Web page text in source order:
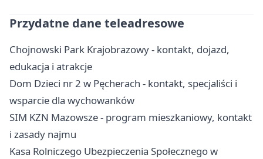
Przydatne dane teleadresowe
Chojnowski Park Krajobrazowy - kontakt, dojazd,
edukacja i atrakcje
Dom Dzieci nr 2 w Pęcherach - kontakt, specjaliści i
wsparcie dla wychowanków
SIM KZN Mazowsze - program mieszkaniowy, kontakt
i zasady najmu
Kasa Rolniczego Ubezpieczenia Społecznego w